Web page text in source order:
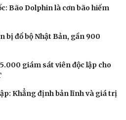
Kể chuyện cho bé
Bão Dolphin là cơn bão hiếm
bị đổ bộ Nhật Bản, gần 900
giám sát viên độc lập cho
Khẳng định bản lĩnh và giá trị